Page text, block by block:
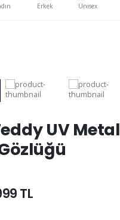
Erkek Unisex
UV Metal
TL